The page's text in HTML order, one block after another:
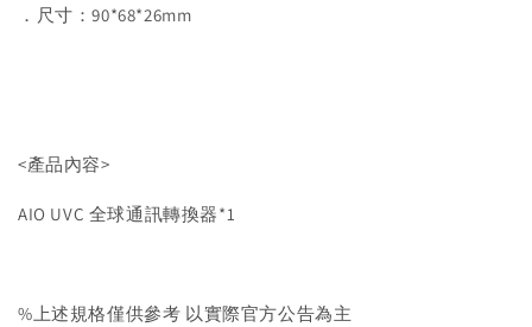
．尺寸：90*68*26mm
<產品內容>
AIO UVC 全球通訊轉換器*1
%上述規格僅供參考 以實際官方公告為主